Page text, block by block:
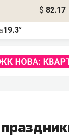
$ 82.17
19.3°